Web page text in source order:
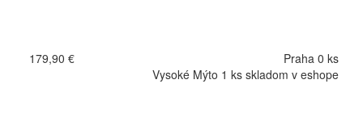
179,90 €
Praha 0 ks
Vysoké Mýto 1 ks skladom v eshope